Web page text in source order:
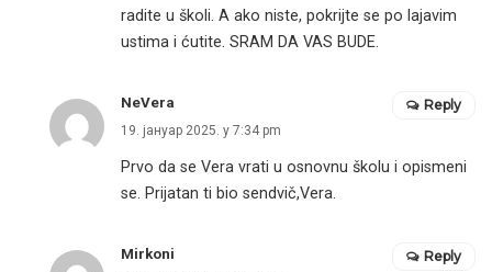
radite u školi. A ako niste, pokrijte se po lajavim
ustima i ćutite. SRAM DA VAS BUDE.
NeVera
19. јануар 2025. у 7:34 pm
Prvo da se Vera vrati u osnovnu školu i opismeni
se. Prijatan ti bio sendvič,Vera.
Reply
Mirkoni Reply